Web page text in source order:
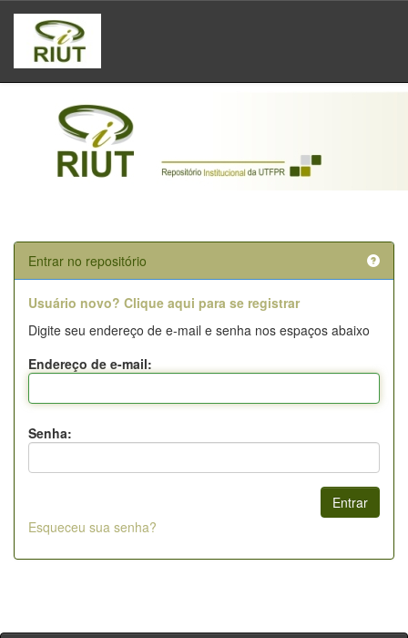
Skip
navigation
Entrar no repositório
Usuário novo? Clique aqui para se registrar
Digite seu endereço de e-mail e senha nos espaços abaixo
Endereço de e-mail:
Senha:
Esqueceu sua senha?